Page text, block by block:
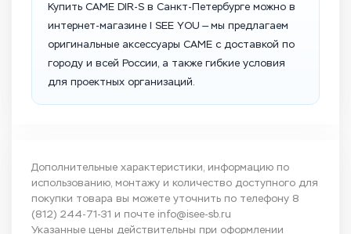
Купить CAME DIR-S в Санкт-Петербурге можно в
интернет-магазине I SEE YOU — мы предлагаем
оригинальные аксессуары CAME с доставкой по
городу и всей России, а также гибкие условия
для проектных организаций.
Дополнительные характеристики, информацию по
использованию, монтажу и количество доступного для
покупки товара вы можете уточнить по телефону 8
(812) 244-71-31 и почте info@isee-sb.ru
Указанные цены действительны при оформлении